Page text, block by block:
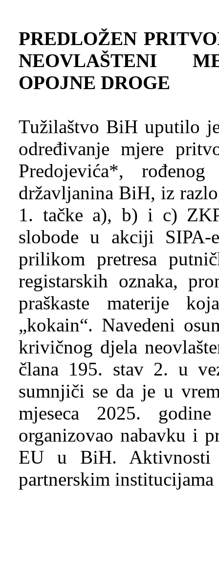
PREDLOŽEN
NEOVLAŠTENI
OPOJNE DROGE
Tužilaštvo BiH uputilo
određivanje mjere
Predojevića*,
državljanina BiH, iz
1. tačke a), b) i c)
slobode u akciji
prilikom pretresa
registarskih oznaka,
praškaste materije
„kokain“. Navedeni
krivičnog djela
člana 195. stav 2. u
sumnjiči se da je u
mjeseca 2025.
organizovao nabavku i
EU u BiH. Aktivnosti
partnerskim